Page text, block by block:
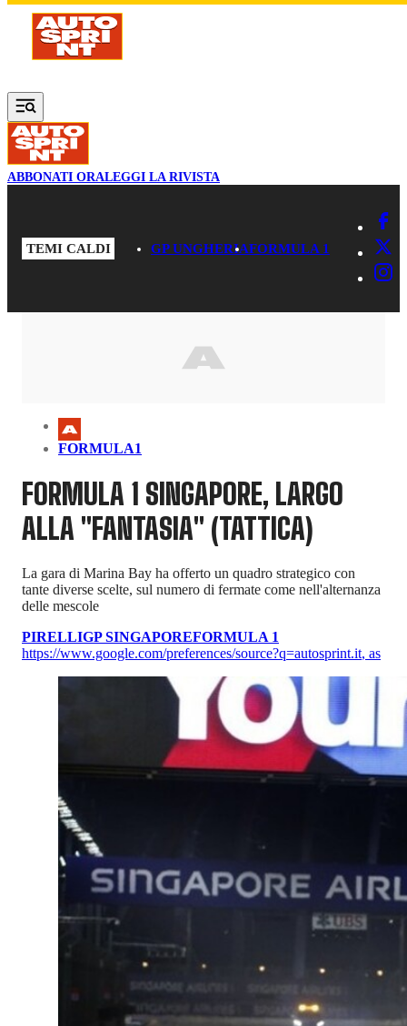
Vai al contenuto principale
ABBONATI ORALEGGI LA RIVISTA
TEMI CALDI GP UNGHERIAFORMULA 1
FORMULA1
FORMULA 1 SINGAPORE, LARGO
ALLA "FANTASIA" (TATTICA)
La gara di Marina Bay ha offerto un quadro strategico con
tante diverse scelte, sul numero di fermate come nell'alternanza
delle mescole
PIRELLIGP SINGAPOREFORMULA 1
https://www.google.com/preferences/source?q=autosprint.it, as